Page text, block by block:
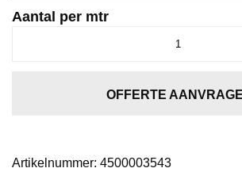
Aantal per mtr
OFFERTE
Artikelnummer: 4500003543